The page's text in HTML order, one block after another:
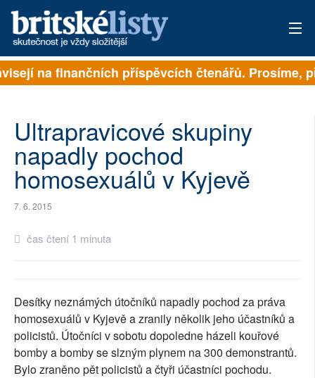
PŘIHLÁSIT
ARCHIV
ROZHOVORY
TÉMATA
NEJČTENĚJŠÍ ZA 7 DNÍ
PŘÍSPĚVKY NA PROVOZ
SOCIÁLNÍ SÍTĚ
RUBRIKY
na finančních příspěvcích čtenářů. Prosíme,
Ultrapravicové skupiny
napadly pochod
homosexuálů v Kyjevě
7. 6. 2015
čas čtení 1 minuta
Desítky neznámých útočníků napadly pochod za práva
homosexuálů v Kyjevě a zranily několik jeho účastníků a
policistů. Útočníci v sobotu dopoledne házeli kouřové
bomby a bomby se slzným plynem na 300 demonstrantů.
Bylo zraněno pět policistů a čtyři účastníci pochodu.